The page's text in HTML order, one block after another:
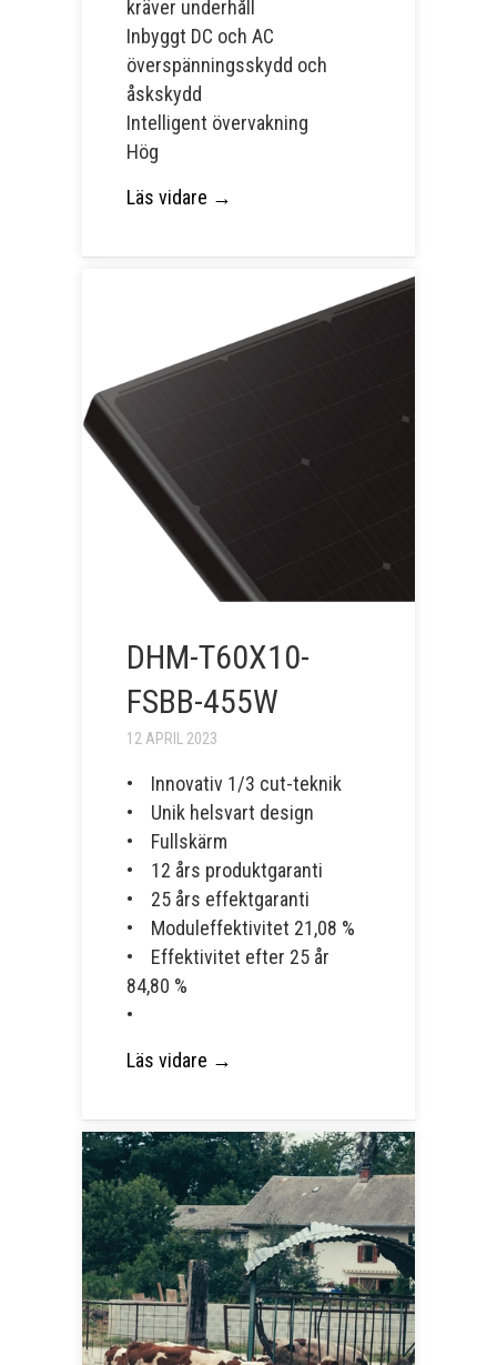
kräver underhåll
Inbyggt DC och AC
överspänningsskydd och
åskskydd
Intelligent övervakning
Hög
Läs vidare →
DHM-T60X10-
FSBB-455W
12 APRIL 2023
• Innovativ 1/3 cut-teknik
• Unik helsvart design
• Fullskärm
• 12 års produktgaranti
• 25 års effektgaranti
• Moduleffektivitet 21,08 %
• Effektivitet efter 25 år
84,80 %
•
Läs vidare →